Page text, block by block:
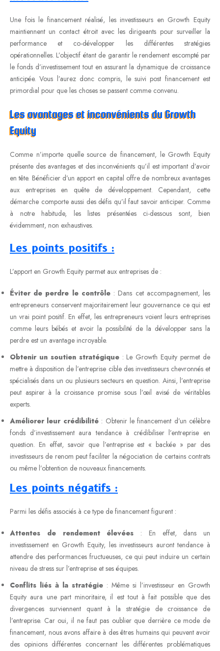
Une fois le financement réalisé, les investisseurs en Growth Equity
maintiennent un contact étroit avec les dirigeants pour surveiller la
performance et co-développer les différentes stratégies
opérationnelles. L’objectif étant de garantir le rendement escompté par
le fonds d’investissement tout en assurant la dynamique de croissance
anticipée. Vous l’aurez donc compris, le suivi post financement est
primordial pour que les choses se passent comme convenu.
Les avantages et inconvénients du Growth
Equity
Comme n’importe quelle source de financement, le Growth Equity
présente des avantages et des inconvénients qu’il est important d’avoir
en tête. Bénéficier d’un apport en capital offre de nombreux avantages
aux entreprises en quête de développement. Cependant, cette
démarche comporte aussi des défis qu’il faut savoir anticiper. Comme
à notre habitude, les listes présentées ci-dessous sont, bien
évidemment, non exhaustives.
Les points positifs :
L’apport en Growth Equity permet aux entreprises de :
Éviter de perdre le contrôle: Dans cet accompagnement, les
entrepreneurs conservent majoritairement leur gouvernance ce qui est
un vrai point positif. En effet, les entrepreneurs voient leurs entreprises
comme leurs bébés et avoir la possibilité de la développer sans la
perdre est un avantage incroyable.
Obtenir un soutien stratégique: Le Growth Equity permet de
mettre à disposition de l’entreprise cible des investisseurs chevronnés et
spécialisés dans un ou plusieurs secteurs en question. Ainsi, l’entreprise
peut aspirer à la croissance promise sous l’œil avisé de véritables
experts.
Améliorer leur crédibilité: Obtenir le financement d’un célèbre
fonds d’investissement aura tendance à crédibiliser l’entreprise en
question. En effet, savoir que l’entreprise est « backée » par des
investisseurs de renom peut faciliter la négociation de certains contrats
ou même l’obtention de nouveaux financements.
Les points négatifs :
Parmi les défis associés à ce type de financement figurent :
Attentes de rendement élevées : En effet, dans un
investissement en Growth Equity, les investisseurs auront tendance à
attendre des performances fructueuses, ce qui peut induire un certain
niveau de stress sur l’entreprise et ses équipes.
Conflits liés à la stratégie : Même si l’investisseur en Growth
Equity aura une part minoritaire, il est tout à fait possible que des
divergences surviennent quant à la stratégie de croissance de
l’entreprise. Car oui, il ne faut pas oublier que derrière ce mode de
financement, nous avons affaire à des êtres humains qui peuvent avoir
des opinions différentes concernant les différentes problématiques